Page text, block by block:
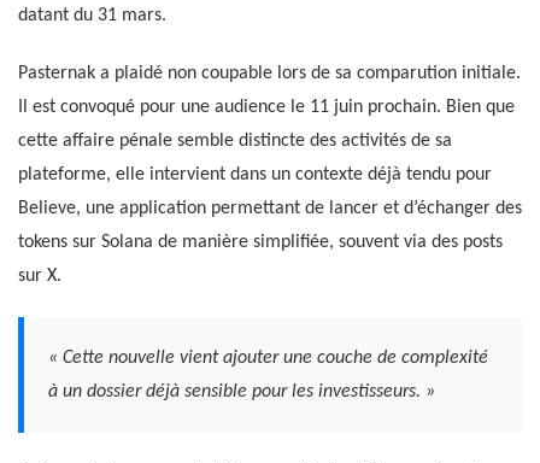
datant du 31 mars.
Pasternak a plaidé non coupable lors de sa comparution initiale.
Il est convoqué pour une audience le 11 juin prochain. Bien que
cette affaire pénale semble distincte des activités de sa
plateforme, elle intervient dans un contexte déjà tendu pour
Believe, une application permettant de lancer et d’échanger des
tokens sur Solana de manière simplifiée, souvent via des posts
sur X.
« Cette nouvelle vient ajouter une couche de complexité
à un dossier déjà sensible pour les investisseurs. »